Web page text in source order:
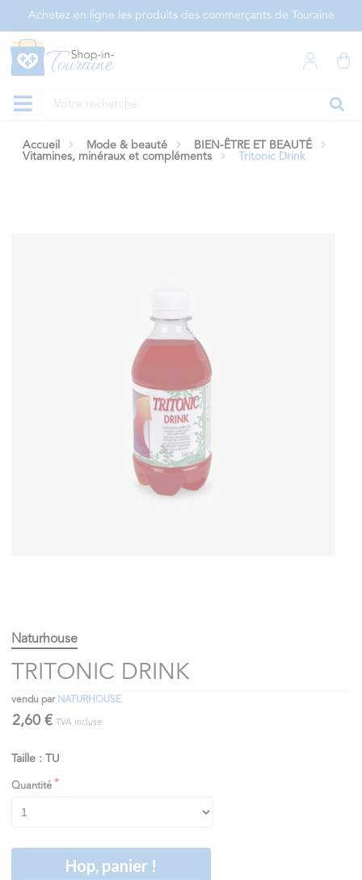
Achetez en ligne les produits des commerçants de Touraine
Accueil Mode & beauté
BIEN-ÊTRE ET BEAUTÉ
Vitamines, minéraux et compléments
Tritonic Drink
Naturhouse
TRITONIC DRINK
vendu par NATURHOUSE
2,60 € TVA incluse
Taille : TU
Quantité
Hop, panier !
Panneau de gestion des cookies